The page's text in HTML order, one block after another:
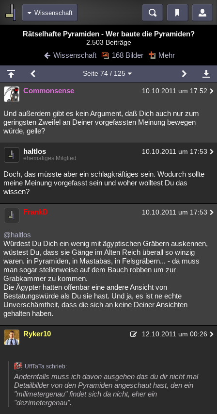
Wissenschaft
Bereiche
Blogs Videos
Chat Wiki Neuigkeiten
meine Rubriken
Menschen Wissenschaft Mystery Kriminalfälle
Spiritualität Verschwörungen Technologie Ufologie
Natur Umfragen
weitere Rubriken
Philosophie Träume
Astronomie Helpdesk Gruppen Gaming Filme
Übersichten
Lesenswert Schlüsselwörter
Rätselhafte Pyramiden - Wer baute die Pyramiden?
2.503 Beiträge
Wissenschaft 168 Bilder Mehr
Seite 74/ 125
Commonsense 10.10.2011 um 17:52
Und außerdem gibt es kein Argument, daß Dich auch nur zum
geringsten Zweifel an Deiner vorgefassten Meinung bewegen
würde, gelle?
haltlos 10.10.2011 um 17:53
ehemaliges Mitglied
Doch, das müsste aber ein schlagkräftiges sein. Wodurch sollte
meine Meinung vorgefasst sein und woher wolltest Du das
wissen?
FrankD 10.10.2011 um 17:53
@haltlos
Würdest Du Dich ein wenig mit ägyptischen Gräbern auskennen,
wüstest Du, dass sie Gänge im Alten Reich überall so winzig
waren. in Pyramiden, in Mastabas, in Felsgräbern... - da muss
man sogar stellenweise auf dem Bauch robben um zur
Grabkammer zu kommen.
Die Ägypter hatten offenbar eine andere Ansicht von
Bestatungswürde als Du sie hast. Und ja, es ist ne echte
Unverschämtheit, dass die sich an keine Deiner Ansichten
gehalten haben.
Ryker10 12.10.2011 um 00:26
UffTaTa schrieb:
Andernfalls muss ich davon ausgehen das du dir nicht mal
Detailbilder von den Pyramiden angeschaut hast, den ein
"milimetergenau" findet sich da nicht, eher ein
"dezimetergenau".